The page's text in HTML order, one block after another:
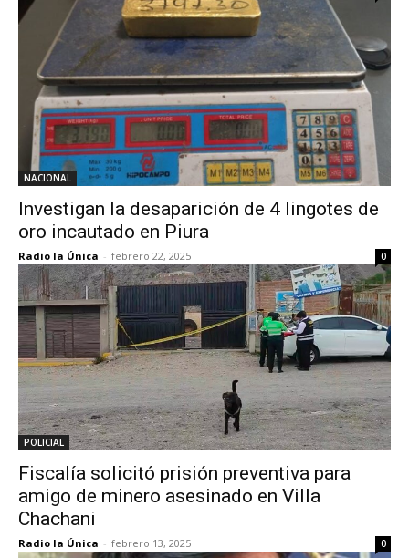
NACIONAL
Investigan la desaparición de 4 lingotes de
oro incautado en Piura
Radio la Única - febrero 22, 2025 0
POLICIAL
Fiscalía solicitó prisión preventiva para
amigo de minero asesinado en Villa
Chachani
Radio la Única - febrero 13, 2025 0